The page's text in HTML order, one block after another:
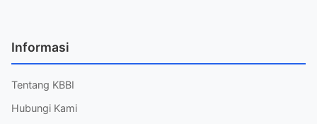
Informasi
Tentang KBBI
Hubungi Kami